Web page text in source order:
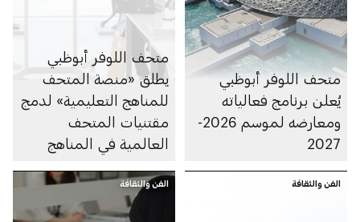
متحف اللوفر أبوظبي
يُعلن برنامج فعالياته
ومعارضه لموسم 2026-
2027
متحف اللوفر أبوظبي
يطلق «منصة المتحف
للمناهج التعليمية» لدمج
مقتنيات المتحف
العالمية في المناهج
الإمارات
الفن والثقافة الفن والثقافة